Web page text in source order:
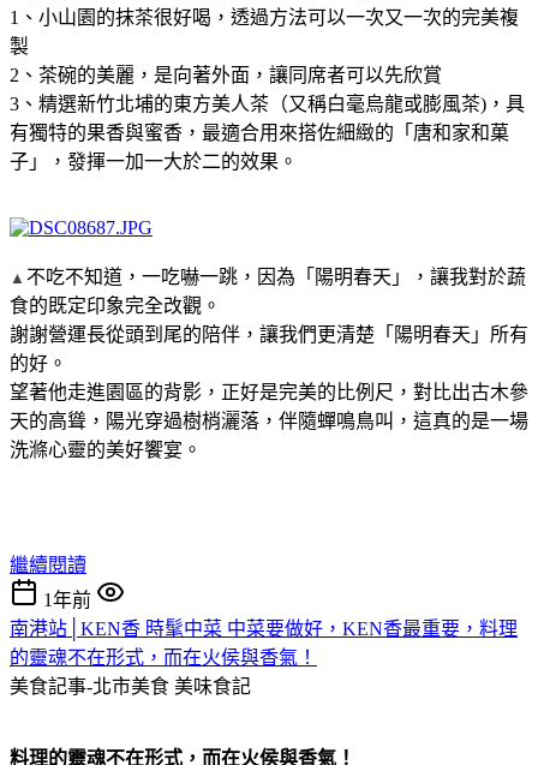
1、小山園的抹茶很好喝，透過方法可以一次又一次的完美複
製
2、茶碗的美麗，是向著外面，讓同席者可以先欣賞
3、精選新竹北埔的東方美人茶（又稱白毫烏龍或膨風茶)，具
有獨特的果香與蜜香，最適合用來搭佐細緻的「唐和家和菓
子」，發揮一加一大於二的效果。
▲ 不吃不知道，一吃嚇一跳，因為「陽明春天」，讓我對於蔬
食的既定印象完全改觀。
謝謝營運長從頭到尾的陪伴，讓我們更清楚「陽明春天」所有
的好。
望著他走進園區的背影，正好是完美的比例尺，對比出古木參
天的高聳，陽光穿過樹梢灑落，伴隨蟬鳴鳥叫，這真的是一場
洗滌心靈的美好饗宴。
繼續閱讀
1年前
南港站│KEN香 時髦中菜 中菜要做好，KEN香最重要，料理
的靈魂不在形式，而在火侯與香氣！
美食記事-北市美食 美味食記
料理的靈魂不在形式，而在火侯與香氣！